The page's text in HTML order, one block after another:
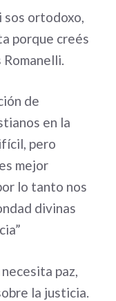
sos ortodoxo,
porque creés
de
en la
pero
mejor
lo tanto nos
divinas
paz,
la justicia.